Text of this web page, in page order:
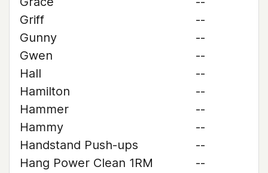
Griff
--
Gunny
--
Gwen
--
Hall
--
Hamilton
--
Hammer
--
Hammy
--
Handstand Push-ups
--
Hang Power Clean 1RM
--